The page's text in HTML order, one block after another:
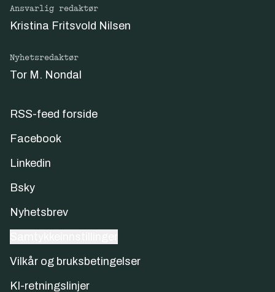
Ansvarlig redaktør
Kristina Fritsvold Nilsen
Nyhetsredaktør
Tor M. Nondal
RSS-feed forside
Facebook
Linkedin
Bsky
Nyhetsbrev
Vilkår og bruksbetingelser
KI-retningslinjer